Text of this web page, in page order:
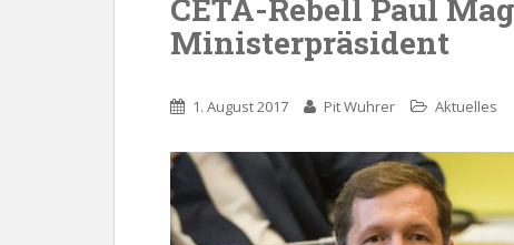
CETA-Rebell Paul
Ministerpräsident
1. August 2017 Pit Wuhrer Aktuelles